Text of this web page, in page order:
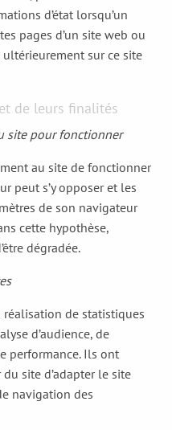
d’état lorsqu’un
pages d’un site web ou
sur ce site
de leurs finalités
site pour fonctionner
au site de fonctionner
peut s’y opposer et les
de son navigateur
cette hypothèse,
dégradée.
de statistiques
d’audience, de
performance. Ils ont
site d’adapter le site
navigation des